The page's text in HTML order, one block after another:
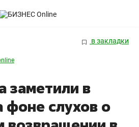
в закладки
заметили в
фоне слухов о